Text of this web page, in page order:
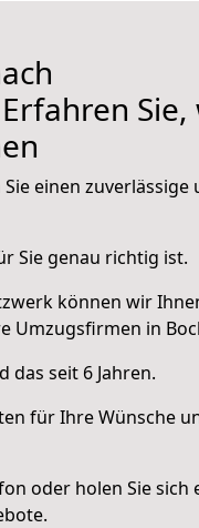
Sie,
Sie einen zuverlässige
Sie genau richtig ist.
können wir
Umzugsfirmen in
das seit 6 Jahren.
für Ihre Wünsche
oder holen Sie sich